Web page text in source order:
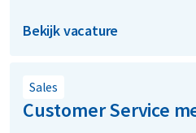
Bekijk vacature
Sales
Customer Service